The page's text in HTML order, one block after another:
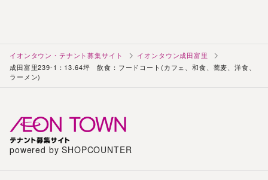
イオンタウン・テナント募集サイト
イオンタウン成田富里
成田富里239-1：13.64坪 飲食：フードコート(カフェ、和食、蕎麦、洋食、
ラーメン)
powered by SHOPCOUNTER